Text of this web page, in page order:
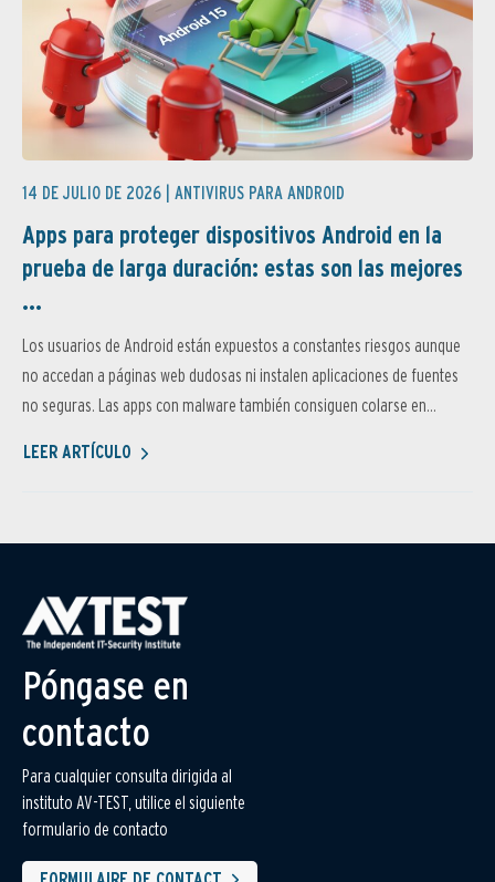
14 DE JULIO DE 2026 | ANTIVIRUS PARA ANDROID
Apps para proteger dispositivos Android en la
prueba de larga duración: estas son las mejores
...
Los usuarios de Android están expuestos a constantes riesgos aunque
no accedan a páginas web dudosas ni instalen aplicaciones de fuentes
no seguras. Las apps con malware también consiguen colarse en...
LEER ARTÍCULO
Póngase en
contacto
Para cualquier consulta dirigida al
instituto AV-TEST, utilice el siguiente
formulario de contacto